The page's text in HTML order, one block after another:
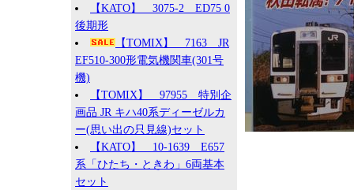
【KATO】 3075-2 ED75 0
後期形
【TOMIX】 7163 JR
EF510-300形電気機関車(301号
機)
【TOMIX】 97955 特別企
画品 JR キハ40系ディーゼルカ
ー(思い出の只見線)セット
【KATO】 10-1639 E657
系「ひたち・ときわ」6両基本
セット